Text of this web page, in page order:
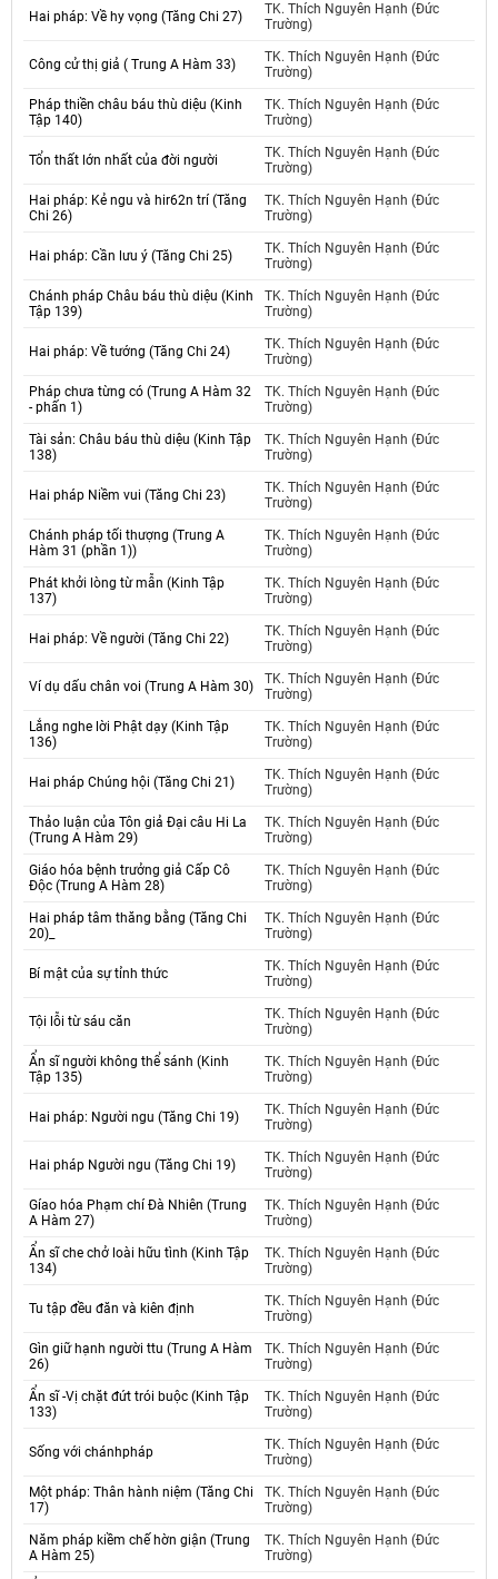
Hai pháp: Về hy vọng (Tăng Chi 27)
TK. Thích Nguyên Hạnh (Đức
Trường)
Công cử thị giả ( Trung A Hàm 33)
TK. Thích Nguyên Hạnh (Đức
Trường)
Pháp thiền châu báu thù diệu (Kinh
Tập 140)
TK. Thích Nguyên Hạnh (Đức
Trường)
Tổn thất lớn nhất của đời người
TK. Thích Nguyên Hạnh (Đức
Trường)
Hai pháp: Kẻ ngu và hir62n trí (Tăng
Chi 26)
TK. Thích Nguyên Hạnh (Đức
Trường)
Hai pháp: Cần lưu ý (Tăng Chi 25)
TK. Thích Nguyên Hạnh (Đức
Trường)
Chánh pháp Châu báu thù diệu (Kinh
Tập 139)
TK. Thích Nguyên Hạnh (Đức
Trường)
Hai pháp: Về tướng (Tăng Chi 24)
TK. Thích Nguyên Hạnh (Đức
Trường)
Pháp chưa từng có (Trung A Hàm 32
- phấn 1)
TK. Thích Nguyên Hạnh (Đức
Trường)
Tài sản: Châu báu thù diệu (Kinh Tập
138)
TK. Thích Nguyên Hạnh (Đức
Trường)
Hai pháp Niềm vui (Tăng Chi 23)
TK. Thích Nguyên Hạnh (Đức
Trường)
Chánh pháp tối thượng (Trung A
Hàm 31 (phần 1))
TK. Thích Nguyên Hạnh (Đức
Trường)
Phát khởi lòng từ mẫn (Kinh Tập
137)
TK. Thích Nguyên Hạnh (Đức
Trường)
Hai pháp: Về người (Tăng Chi 22)
TK. Thích Nguyên Hạnh (Đức
Trường)
Ví dụ dấu chân voi (Trung A Hàm 30)
TK. Thích Nguyên Hạnh (Đức
Trường)
Lắng nghe lời Phật dạy (Kinh Tập
136)
TK. Thích Nguyên Hạnh (Đức
Trường)
Hai pháp Chúng hội (Tăng Chi 21)
TK. Thích Nguyên Hạnh (Đức
Trường)
Thảo luận của Tôn giả Đại câu Hi La
(Trung A Hàm 29)
TK. Thích Nguyên Hạnh (Đức
Trường)
Giáo hóa bệnh trưởng giả Cấp Cô
Độc (Trung A Hàm 28)
TK. Thích Nguyên Hạnh (Đức
Trường)
Hai pháp tâm thăng bằng (Tăng Chi
20)_
TK. Thích Nguyên Hạnh (Đức
Trường)
Bí mật của sự tỉnh thức
TK. Thích Nguyên Hạnh (Đức
Trường)
Tội lỗi từ sáu căn
TK. Thích Nguyên Hạnh (Đức
Trường)
Ẩn sĩ người không thể sánh (Kinh
Tập 135)
TK. Thích Nguyên Hạnh (Đức
Trường)
Hai pháp: Người ngu (Tăng Chi 19)
TK. Thích Nguyên Hạnh (Đức
Trường)
Hai pháp Người ngu (Tăng Chi 19)
TK. Thích Nguyên Hạnh (Đức
Trường)
Gíao hóa Phạm chí Đà Nhiên (Trung
A Hàm 27)
TK. Thích Nguyên Hạnh (Đức
Trường)
Ẩn sĩ che chở loài hữu tình (Kinh Tập
134)
TK. Thích Nguyên Hạnh (Đức
Trường)
Tu tập đều đăn và kiên định
TK. Thích Nguyên Hạnh (Đức
Trường)
Gìn giữ hạnh người ttu (Trung A Hàm
26)
TK. Thích Nguyên Hạnh (Đức
Trường)
Ẩn sĩ -Vị chặt đứt trói buộc (Kinh Tập
133)
TK. Thích Nguyên Hạnh (Đức
Trường)
Sống với chánhpháp
TK. Thích Nguyên Hạnh (Đức
Trường)
Một pháp: Thân hành niệm (Tăng Chi
17)
TK. Thích Nguyên Hạnh (Đức
Trường)
Năm pháp kiềm chế hờn giận (Trung
A Hàm 25)
TK. Thích Nguyên Hạnh (Đức
Trường)